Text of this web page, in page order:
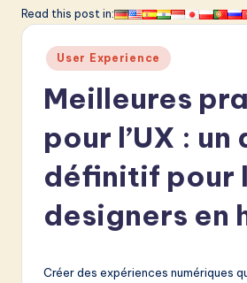
li
A
Read this post in:
Posted
in
User Experience
Meilleures
pour l’UX :
définitif pour
designers en
Créer des expériences numériques